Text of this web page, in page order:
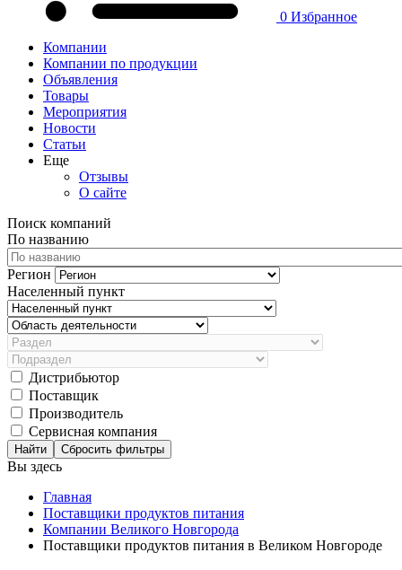
0 Избранное
Компании
Компании по продукции
Объявления
Товары
Мероприятия
Новости
Статьи
Еще
Отзывы
О сайте
Поиск компаний
По названию
Регион
Населенный пункт
Дистрибьютор
Поставщик
Производитель
Сервисная компания
Сбросить фильтры
Вы здесь
Главная
Поставщики продуктов питания
Компании Великого Новгорода
Поставщики продуктов питания в Великом Новгороде